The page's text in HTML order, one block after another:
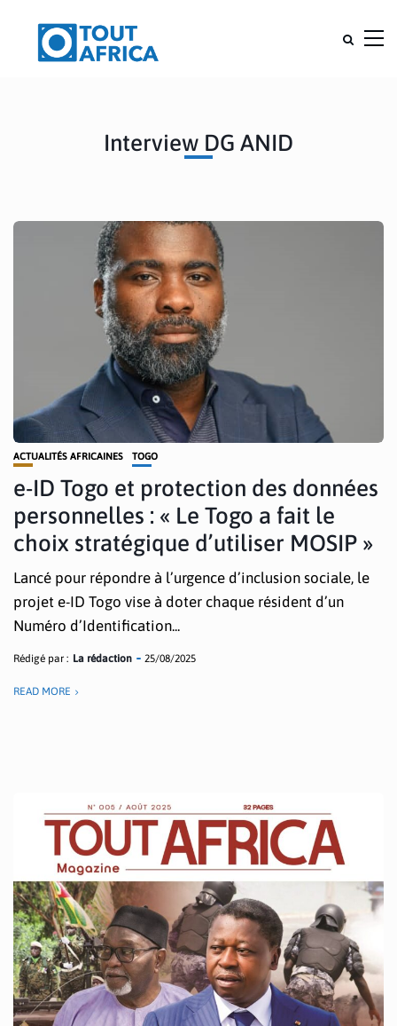
Interview DG ANID
ACTUALITÉS AFRICAINES TOGO
e-ID Togo et protection des données
personnelles : « Le Togo a fait le
choix stratégique d’utiliser MOSIP »
Lancé pour répondre à l’urgence d’inclusion sociale, le
projet e-ID Togo vise à doter chaque résident d’un
Numéro d’Identification...
Rédigé par : La rédaction 25/08/2025
READ MORE